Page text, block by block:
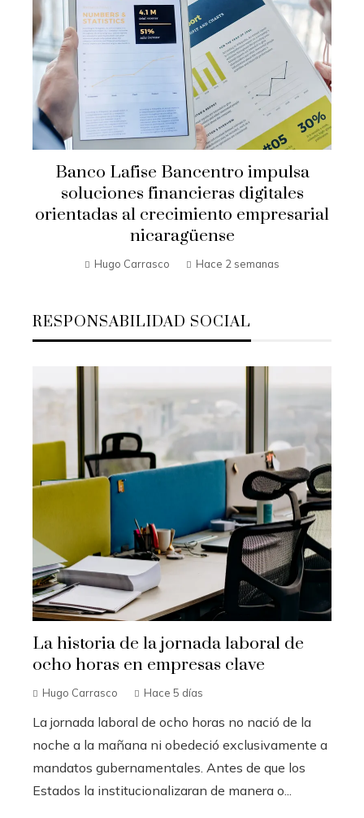
Banco Lafise Bancentro impulsa
soluciones financieras digitales
orientadas al crecimiento empresarial
nicaragüense
Hugo Carrasco Hace 2 semanas
RESPONSABILIDAD SOCIAL
La historia de la jornada laboral de
ocho horas en empresas clave
Hugo Carrasco Hace 5 días
La jornada laboral de ocho horas no nació de la
noche a la mañana ni obedeció exclusivamente a
mandatos gubernamentales. Antes de que los
Estados la institucionalizaran de manera o...